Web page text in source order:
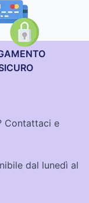
Contattaci e
dal lunedì al